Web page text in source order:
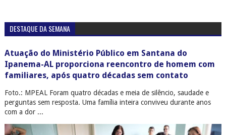
DESTAQUE DA SEMANA
Atuação do Ministério Público em Santana do
Ipanema-AL proporciona reencontro de homem com
familiares, após quatro décadas sem contato
Foto.: MPEAL Foram quatro décadas e meia de silêncio, saudade e
perguntas sem resposta. Uma família inteira conviveu durante anos
com a dor ...